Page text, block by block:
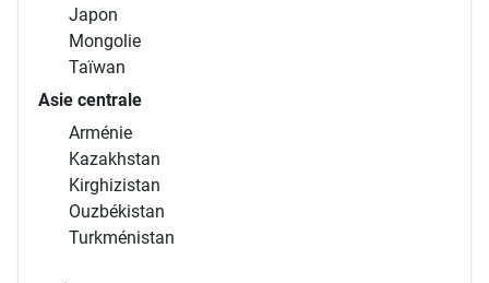
Japon
Mongolie
Taïwan
Asie centrale
Arménie
Kazakhstan
Kirghizistan
Ouzbékistan
Turkménistan